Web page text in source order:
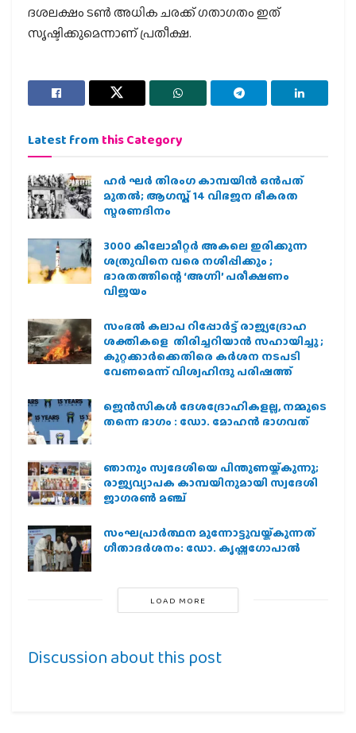
ദശലക്ഷം ടണ്‍ അധിക ചരക്ക് ഗതാഗതം ഇത്
സൃഷ്ടിക്കുമെന്നാണ് പ്രതീക്ഷ.
Latest from this Category
ഹര്‍ ഘര്‍ തിരംഗ കാമ്പയിന്‍ ഒന്‍പത്
മുതല്‍; ആഗസ്ത് 14 വിഭജന ഭീകരത
സ്മരണദിനം
3000 കിലോമീറ്റർ അകലെ ഇരിക്കുന്ന
ശത്രുവിനെ വരെ നശിപ്പിക്കും ;
ഭാരതത്തിന്റെ ‘അഗ്നി’ പരീക്ഷണം
വിജയം
സംഭൽ കലാപ റിപ്പോർട്ട് രാജ്യദ്രോഹ
ശക്തികളെ തിരിച്ചറിയാൻ സഹായിച്ചു ;
കുറ്റക്കാർക്കെതിരെ കർശന നടപടി
വേണമെന്ന് വിശ്വഹിന്ദു പരിഷത്ത്
ജെന്‍സികള്‍ ദേശദ്രോഹികളല്ല, നമ്മുടെ
തന്നെ ഭാഗം : ഡോ. മോഹന്‍ ഭാഗവത്
ഞാനും സ്വദേശിയെ പിന്തുണയ്ക്കുന്നു;
രാജ്യവ്യാപക കാമ്പയിനുമായി സ്വദേശി
ജാഗരണ്‍ മഞ്ച്
സംഘപ്രാര്‍ത്ഥന മുന്നോട്ടുവയ്ക്കുന്നത്
ഗീതാദര്‍ശനം: ഡോ. കൃഷ്ണഗോപാല്‍
LOAD MORE
Discussion about this post